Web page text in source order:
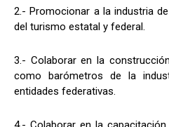
2.- Promocionar a la industria
del turismo estatal y federal.
3.- Colaborar en la
como barómetros de la
entidades federativas.